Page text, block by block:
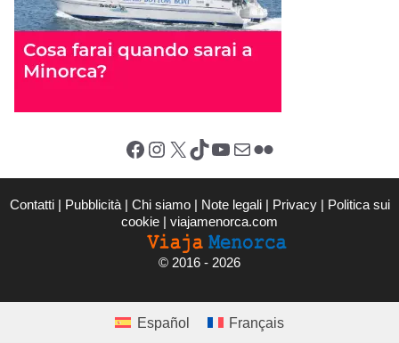
Facebook Instagram X (Twitter) TikTok YouTube Email Flickr
Contatti | Pubblicità | Chi siamo | Note legali | Privacy | Politica sui
cookie | viajamenorca.com
© 2016 - 2026
Español Français